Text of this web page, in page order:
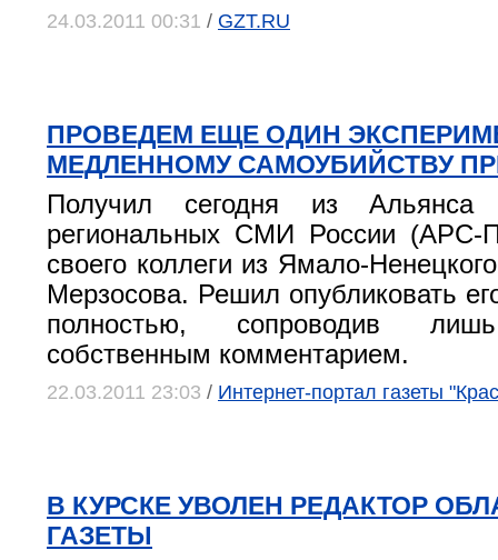
24.03.2011 00:31 / GZT.RU
ПРОВЕДЕМ ЕЩЕ ОДИН
МЕДЛЕННОМУ САМОУБИЙСТВУ
Получил сегодня из Альянса
региональных СМИ России
своего коллеги из Ямало-
Мерзосова. Решил опубликовать
полностью, сопроводив
собственным комментарием.
22.03.2011 23:03 / Интернет-портал газеты
В КУРСКЕ УВОЛЕН РЕДАКТОР
ГАЗЕТЫ